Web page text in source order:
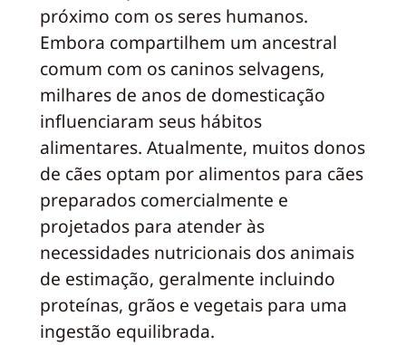
próximo com os seres humanos.
Embora compartilhem um ancestral
comum com os caninos selvagens,
milhares de anos de domesticação
influenciaram seus hábitos
alimentares. Atualmente, muitos donos
de cães optam por alimentos para cães
preparados comercialmente e
projetados para atender às
necessidades nutricionais dos animais
de estimação, geralmente incluindo
proteínas, grãos e vegetais para uma
ingestão equilibrada.